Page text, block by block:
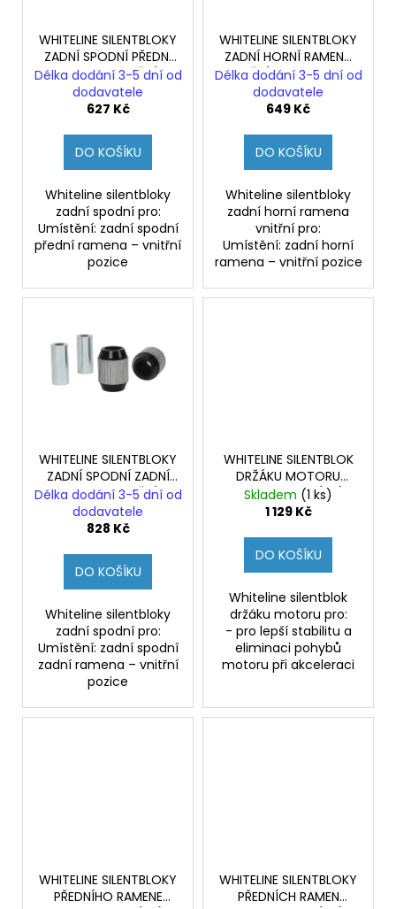
WHITELINE SILENTBLOKY
ZADNÍ SPODNÍ PŘEDNÍ
RAMENA VNITŘNÍ
HYUNDAI I30N (PD)
Délka dodání 3-5 dní od
dodavatele
627 Kč
DO KOŠÍKU
Whiteline silentbloky
zadní spodní pro:
Umístění: zadní spodní
přední ramena – vnitřní
pozice
WHITELINE SILENTBLOKY
ZADNÍ HORNÍ RAMENA
VNITŘNÍ HYUNDAI I30N
(PD)
Délka dodání 3-5 dní od
dodavatele
649 Kč
DO KOŠÍKU
Whiteline silentbloky
zadní horní ramena
vnitřní pro:
Umístění: zadní horní
ramena – vnitřní pozice
WHITELINE SILENTBLOKY
ZADNÍ SPODNÍ ZADNÍ
RAMENA VNITŘNÍ
HYUNDAI I30N (PD)
Délka dodání 3-5 dní od
dodavatele
828 Kč
DO KOŠÍKU
Whiteline silentbloky
zadní spodní pro:
Umístění: zadní spodní
zadní ramena – vnitřní
pozice
WHITELINE SILENTBLOK
DRŽÁKU MOTORU
HYUNDAI I30N (PD)
Skladem (1 ks)
1 129 Kč
DO KOŠÍKU
Whiteline silentblok
držáku motoru pro:
- pro lepší stabilitu a
eliminaci pohybů
motoru při akceleraci
WHITELINE SILENTBLOKY
PŘEDNÍHO RAMENE
WHITELINE SILENTBLOKY
PŘEDNÍCH RAMEN
HLEDAT
D
o